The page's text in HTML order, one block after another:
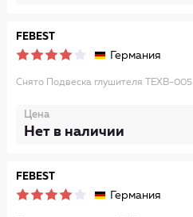
FEBEST
Германия
Снято Подвеска глушителя TEXB-005
Цена
Нет в наличии
FEBEST
Германия